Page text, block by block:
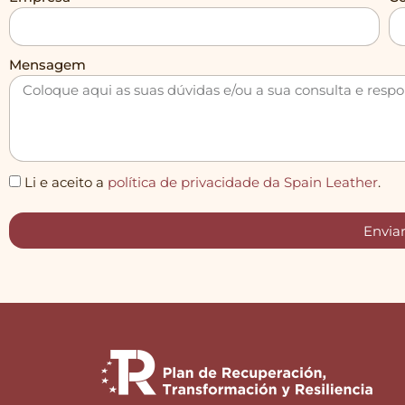
Mensagem
Li e aceito a política de privacidade da Spain Leather.
Enviar